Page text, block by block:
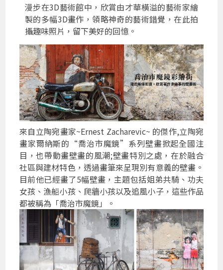
漫步在3D藝術館中，欣賞由才華橫溢的藝術家繪
製的多幅3D畫作，領略神奇的藝術錯覺，在此拍
攝趣味照片，留下美好的回憶。
來自立陶宛畫家~Ernest Zacharevic~ 的傑作,立陶宛
畫家爾納斯的“喬治市魔鏡”系列壁畫掀起全國注
目，也帶動畫壁畫的風潮;壁畫特別之處，在於融合
社區與建材特色，透過畫筆來呈現別有意義的壁畫。
目前他已經畫了5幅壁畫，主題包括姐弟共騎、功夫
女孩、漁船小孩、爬牆小孩以及追風小子，這些作品
都被稱為「喬治市魔鏡」。